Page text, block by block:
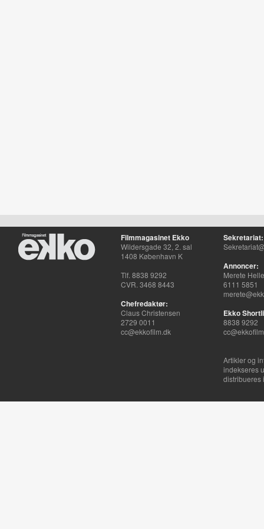
Filmmagasinet Ekko
Wildersgade 32, 2. sal
1408 København K
Tlf. 8838 9292
CVR. 3468 8443
Chefredaktør:
Claus Christensen
2729 0011
cc@ekkofilm.dk
Sekretariat:
Annoncer:
Merete
6111 5851
Ekko
8838 9292
Artikler og
indekseres
distribueres